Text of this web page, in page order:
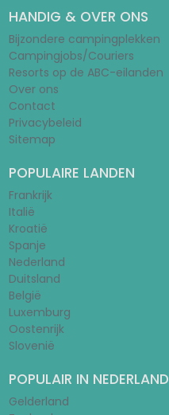
HANDIG & OVER ONS
Bijzondere campingplekken
Campingjobs/Couriers
Resorts op de ABC-eilanden
Over ons
Contact
Privacybeleid
Sitemap
POPULAIRE LANDEN
Frankrijk
Italië
Kroatië
Spanje
Nederland
Duitsland
België
Luxemburg
Oostenrijk
Slovenië
POPULAIR IN NEDERLAND
Gelderland